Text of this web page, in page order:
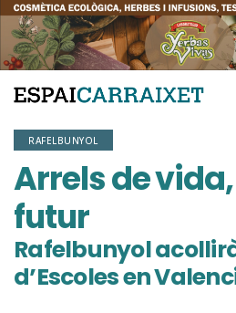
RAFELBUNYOL
Arrels de
futur
Rafelbunyol
d’Escoles en